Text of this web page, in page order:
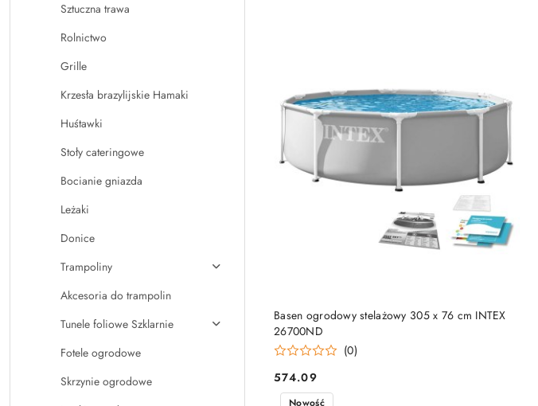
Sztuczna trawa
Rolnictwo
Grille
Krzesła brazylijskie Hamaki
Huśtawki
Stoły cateringowe
Bocianie gniazda
Leżaki
Donice
Trampoliny
Akcesoria do trampolin
Tunele foliowe Szklarnie
Fotele ogrodowe
Skrzynie ogrodowe
Basen ogrodowy stelażowy 305 x 76 cm INTEX
26700ND
(0)
Cena:
574.09
PRODUKT NIEDOSTĘPNY
Nowość